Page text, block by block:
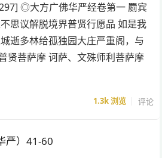
◎大方广佛华严经卷第一 罽宾
思议解脱境界普贤行愿品 如是我
逝多林给孤独园大庄严重阁，与
贤菩萨摩 诃萨、文殊师利菩萨摩
1.3k浏览 评论
严）41-60